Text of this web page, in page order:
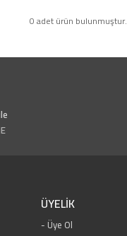
0 adet ürün bulunmuştur.
ÜYELİK
Üye Ol